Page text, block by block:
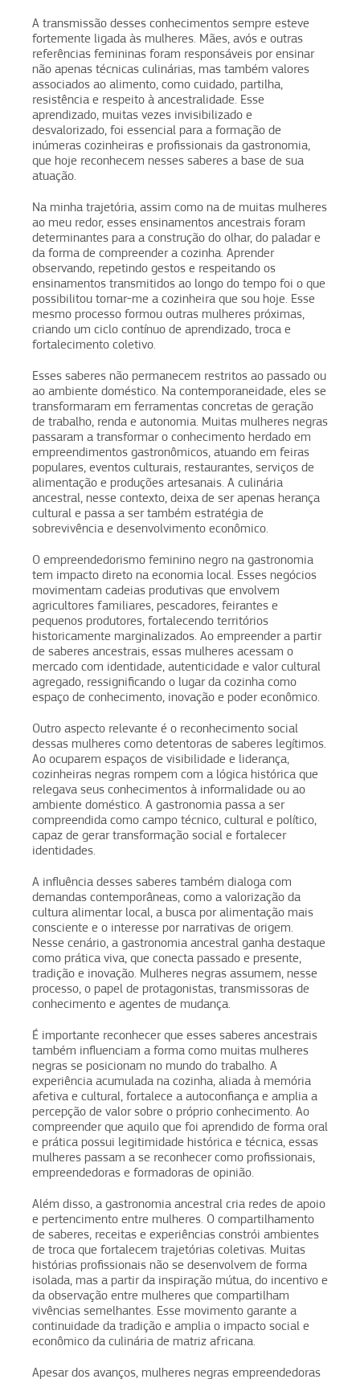
A transmissão desses conhecimentos sempre esteve
fortemente ligada às mulheres. Mães, avós e outras
referências femininas foram responsáveis por ensinar
não apenas técnicas culinárias, mas também valores
associados ao alimento, como cuidado, partilha,
resistência e respeito à ancestralidade. Esse
aprendizado, muitas vezes invisibilizado e
desvalorizado, foi essencial para a formação de
inúmeras cozinheiras e profissionais da gastronomia,
que hoje reconhecem nesses saberes a base de sua
atuação.
Na minha trajetória, assim como na de muitas mulheres
ao meu redor, esses ensinamentos ancestrais foram
determinantes para a construção do olhar, do paladar e
da forma de compreender a cozinha. Aprender
observando, repetindo gestos e respeitando os
ensinamentos transmitidos ao longo do tempo foi o que
possibilitou tornar-me a cozinheira que sou hoje. Esse
mesmo processo formou outras mulheres próximas,
criando um ciclo contínuo de aprendizado, troca e
fortalecimento coletivo.
Esses saberes não permanecem restritos ao passado ou
ao ambiente doméstico. Na contemporaneidade, eles se
transformaram em ferramentas concretas de geração
de trabalho, renda e autonomia. Muitas mulheres negras
passaram a transformar o conhecimento herdado em
empreendimentos gastronômicos, atuando em feiras
populares, eventos culturais, restaurantes, serviços de
alimentação e produções artesanais. A culinária
ancestral, nesse contexto, deixa de ser apenas herança
cultural e passa a ser também estratégia de
sobrevivência e desenvolvimento econômico.
O empreendedorismo feminino negro na gastronomia
tem impacto direto na economia local. Esses negócios
movimentam cadeias produtivas que envolvem
agricultores familiares, pescadores, feirantes e
pequenos produtores, fortalecendo territórios
historicamente marginalizados. Ao empreender a partir
de saberes ancestrais, essas mulheres acessam o
mercado com identidade, autenticidade e valor cultural
agregado, ressignificando o lugar da cozinha como
espaço de conhecimento, inovação e poder econômico.
Outro aspecto relevante é o reconhecimento social
dessas mulheres como detentoras de saberes legítimos.
Ao ocuparem espaços de visibilidade e liderança,
cozinheiras negras rompem com a lógica histórica que
relegava seus conhecimentos à informalidade ou ao
ambiente doméstico. A gastronomia passa a ser
compreendida como campo técnico, cultural e político,
capaz de gerar transformação social e fortalecer
identidades.
A influência desses saberes também dialoga com
demandas contemporâneas, como a valorização da
cultura alimentar local, a busca por alimentação mais
consciente e o interesse por narrativas de origem.
Nesse cenário, a gastronomia ancestral ganha destaque
como prática viva, que conecta passado e presente,
tradição e inovação. Mulheres negras assumem, nesse
processo, o papel de protagonistas, transmissoras de
conhecimento e agentes de mudança.
É importante reconhecer que esses saberes ancestrais
também influenciam a forma como muitas mulheres
negras se posicionam no mundo do trabalho. A
experiência acumulada na cozinha, aliada à memória
afetiva e cultural, fortalece a autoconfiança e amplia a
percepção de valor sobre o próprio conhecimento. Ao
compreender que aquilo que foi aprendido de forma oral
e prática possui legitimidade histórica e técnica, essas
mulheres passam a se reconhecer como profissionais,
empreendedoras e formadoras de opinião.
Além disso, a gastronomia ancestral cria redes de apoio
e pertencimento entre mulheres. O compartilhamento
de saberes, receitas e experiências constrói ambientes
de troca que fortalecem trajetórias coletivas. Muitas
histórias profissionais não se desenvolvem de forma
isolada, mas a partir da inspiração mútua, do incentivo e
da observação entre mulheres que compartilham
vivências semelhantes. Esse movimento garante a
continuidade da tradição e amplia o impacto social e
econômico da culinária de matriz africana.
Apesar dos avanços, mulheres negras empreendedoras